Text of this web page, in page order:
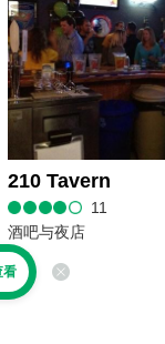
210 Tavern
11
酒吧与夜店
看